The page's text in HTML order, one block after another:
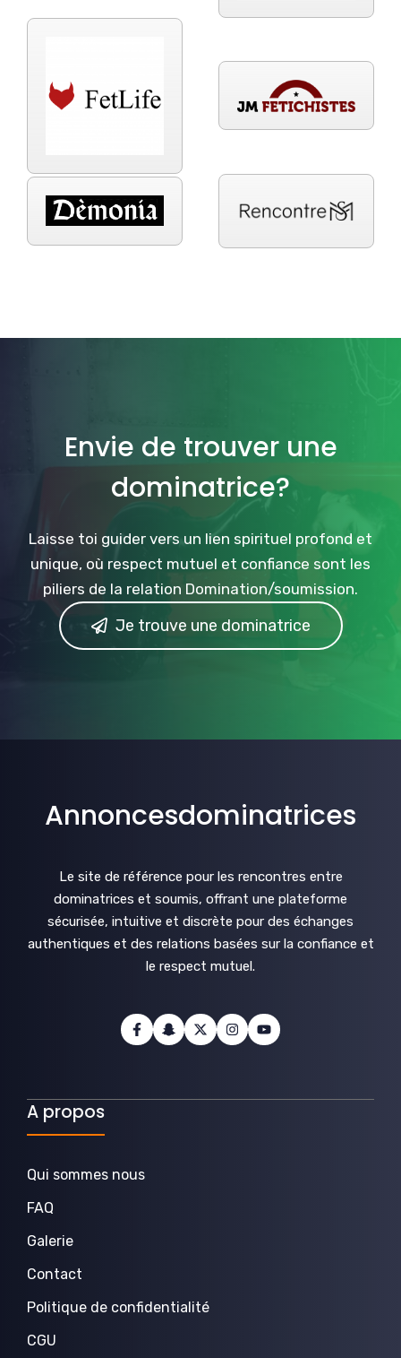
Envie de trouver une
dominatrice?
Laisse toi guider vers un lien spirituel profond et
unique, où respect mutuel et confiance sont les
piliers de la relation Domination/soumission.
Je trouve une dominatrice
Annoncesdominatrices
Le site de référence pour les rencontres entre
dominatrices et soumis, offrant une plateforme
sécurisée, intuitive et discrète pour des échanges
authentiques et des relations basées sur la confiance et
le respect mutuel.
A propos
Qui sommes nous
FAQ
Galerie
Contact
Politique de confidentialité
CGU